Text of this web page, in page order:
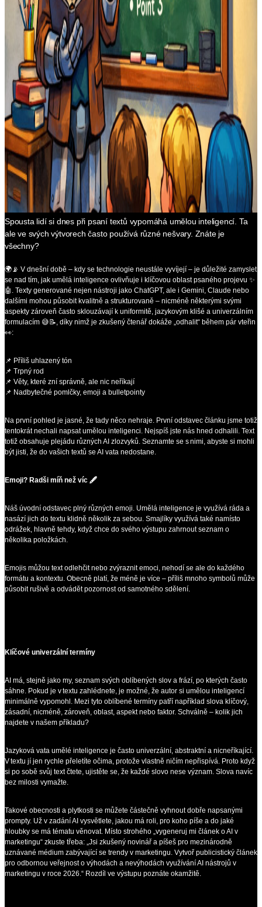
Spousta lidí si dnes při psaní textů vypomáhá umělou inteligencí. Ta
ale ve svých výtvorech často používá různé nešvary. Znáte je
všechny?
🌍📡 V dnešní době – kdy se technologie neustále vyvíjejí – je důležité zamyslet
se nad tím, jak umělá inteligence ovlivňuje i klíčovou oblast psaného projevu ✨
🤖. Texty generované nejen nástroji jako ChatGPT, ale i Gemini, Claude nebo
dalšími mohou působit kvalitně a strukturovaně – nicméně některými svými
aspekty zároveň často sklouzávají k uniformitě, jazykovým klišé a univerzálním
formulacím 😅📝, díky nimž je zkušený čtenář dokáže „odhalit“ během pár vteřin
👀:
📌 Příliš uhlazený tón
📌 Trpný rod
📌 Věty, které zní správně, ale nic neříkají
📌 Nadbytečné pomlčky, emoji a bulletpointy
Na první pohled je jasné, že tady něco nehraje. První odstavec článku jsme totiž
tentokrát nechali napsat umělou inteligenci. Nejspíš jste nás hned odhalili. Text
totiž obsahuje plejádu různých AI zlozvyků. Seznamte se s nimi, abyste si mohli
být jisti, že do vašich textů se AI vata nedostane.
Emoji? Radši míň než víc 🖋️
Náš úvodní odstavec plný různých emoji. Umělá inteligence je využívá ráda a
nasází jich do textu klidně několik za sebou. Smajlíky využívá také namísto
odrážek, hlavně tehdy, když chce do svého výstupu zahrnout seznam o
několika položkách.
Emojis můžou text odlehčit nebo zvýraznit emoci, nehodí se ale do každého
formátu a kontextu. Obecně platí, že méně je více – příliš mnoho symbolů může
působit rušivě a odvádět pozornost od samotného sdělení.
Klíčové univerzální termíny
AI má, stejně jako my, seznam svých oblíbených slov a frází, po kterých často
sáhne. Pokud je v textu zahlédnete, je možné, že autor si umělou inteligencí
minimálně vypomohl. Mezi tyto oblíbené termíny patří například slova klíčový,
zásadní, nicméně, zároveň, oblast, aspekt nebo faktor. Schválně – kolik jich
najdete v našem příkladu?
Jazyková vata umělé inteligence je často univerzální, abstraktní a nicneříkající.
V textu jí jen rychle přeletíte očima, protože vlastně ničím nepřispívá. Proto když
si po sobě svůj text čtete, ujistěte se, že každé slovo nese význam. Slova navíc
bez milosti vymažte.
Takové obecnosti a plytkosti se můžete částečně vyhnout dobře napsanými
prompty. Už v zadání AI vysvětlete, jakou má roli, pro koho píše a do jaké
hloubky se má tématu věnovat. Místo strohého „vygeneruj mi článek o AI v
marketingu“ zkuste třeba: „Jsi zkušený novinář a píšeš pro mezinárodně
uznávané médium zabývající se trendy v marketingu. Vytvoř publicistický článek
pro odbornou veřejnost o výhodách a nevýhodách využívání AI nástrojů v
marketingu v roce 2026.“ Rozdíl ve výstupu poznáte okamžitě.